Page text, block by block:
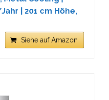
| 201 cm Höhe,
Siehe auf Amazon